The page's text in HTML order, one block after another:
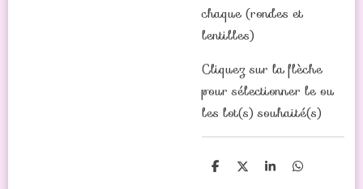
chaque (rondes et
lentilles)
Cliquez sur la flèche
pour sélectionner le ou
les lot(s) souhaité(s)
P P P P